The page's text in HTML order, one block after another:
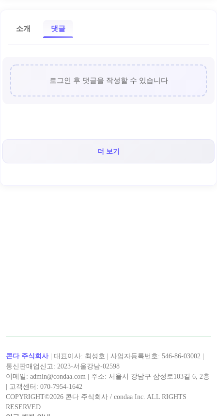
소개 댓글
로그인 후 댓글을 작성할 수 있습니다
더 보기
< 앨리스와말리 >의 최신 콘텐츠!